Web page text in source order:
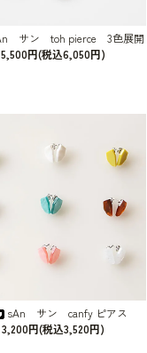
サン toh pierce 3色展開
5,500円(税込6,050円)
sAn サン canfy ピアス
3,200円(税込3,520円)